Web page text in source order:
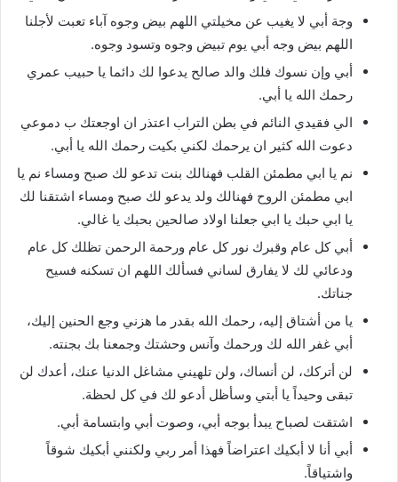
وجة أبي لا يغيب عن مخيلتي اللهم بيض وجوه آباء تعبت لأجلنا
اللهم بيض وجه أبي يوم تبيض وجوه وتسود وجوه.
أبي وإن نسوك فلك والد صالح يدعوا لك دائما يا حبيب عمري
رحمك الله يا أبي.
الي فقيدي النائم في بطن التراب اعتذر ان اوجعتك ب دموعي
دعوت الله كثير ان يرحمك لكني بكيت رحمك الله يا أبي.
نم يا ابي مطمئن القلب فهنالك بنت تدعو لك صبح ومساء نم يا
ابي مطمئن الروح فهنالك ولد يدعو لك صبح ومساء اشتقنا لك
يا ابي حبك يا ابي جعلنا اولاد صالحين بحبك يا غالي.
أبي كل عام وقبرك نور كل عام ورحمة الرحمن تظلك كل عام
ودعائي لك لا يفارق لساني فسألك اللهم ان تسكنه فسيح
جناتك.
يا من أشتاق إليه، رحمك الله بقدر ما هزني وجع الحنين إليك،
أبي غفر الله لك ورحمك وآنس وحشتك وجمعنا بك بجنته.
لن أتركك، لن أنساك، ولن تلهيني مشاغل الدنيا عنك، أعدك لن
تبقى وحيداً يا أبتي وسأظل أدعو لك في كل لحظة.
اشتقت لصباح يبدأ بوجه أبي، وصوت أبي وابتسامة أبي.
أبي أنا لا أبكيك اعتراضاً فهذا أمر ربي ولكنني أبكيك شوقاً
واشتياقاً.